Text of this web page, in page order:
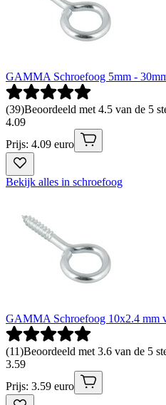
GAMMA Schroefoog 5mm -
(39)Beoordeeld met 4.5 van de 5
4.09
Prijs: 4.09 euro
Bekijk alles in schroefoog
GAMMA Schroefoog 10x2.4 mm
(11)Beoordeeld met 3.6 van de 5
3.59
Prijs: 3.59 euro